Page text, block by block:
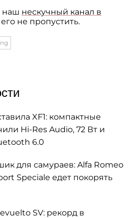
наш нескучный канал в
не пропустить.
XF1: компактные
Hi-Res Audio, 72 Вт и
6.0
для самураев: Alfa Romeo
Speciale едет покорять
SV: рекорд в